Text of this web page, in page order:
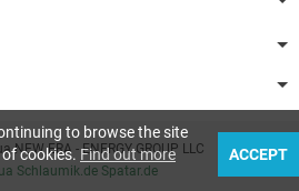
ERA - ENERGY GROUP LLC
Schlaumik.de Spatar.de
to browse the site
of cookies.Find out more
ACCEPT